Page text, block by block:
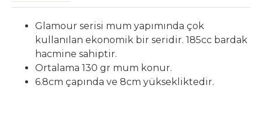
Glamour serisi mum yapımında çok
kullanılan ekonomik bir seridir. 185cc bardak
hacmine sahiptir.
Ortalama 130 gr mum konur.
6.8cm çapında ve 8cm yüksekliktedir.